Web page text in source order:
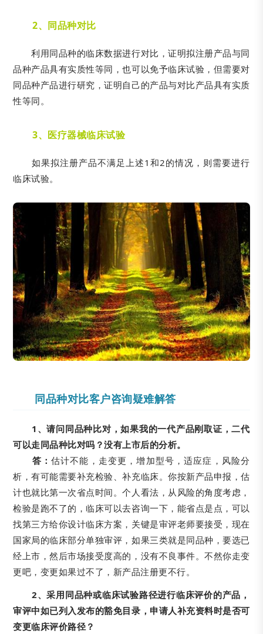
2、 同品种对比
利用同品种的临床数据进行对比，证明拟注册产品与同
品种产品具有实质性等同，也可以免予临床试验，但需要对
同品种产品进行研究，证明自己的产品与对比产品具有实质
性等同。
3、 医疗器械临床试验
如果拟注册产品不满足上述1和2的情况，则需要进行
临床试验。
同品种对比客户咨询疑难解答
1、请问同品种比对，如果我的一代产品刚取证，二代
可以走同品种比对吗？没有上市后的分析。
答：估计不能，走变更，增加型号，适应症，风险分
析，有可能需要补充检验、补充临床。你按新产品申报，估
计也就比第一次省点时间。个人看法，从风险的角度考虑，
检验是跑不了的，临床可以去咨询一下，能省点是点，可以
找第三方给你设计临床方案，关键是审评老师要接受，现在
国家局的临床部分单独审评，如果三类就是同品种，要选已
经上市，然后市场接受度高的，没有不良事件。不然你走变
更吧，变更如果过不了，新产品注册更不行。
2、采用同品种或临床试验路径进行临床评价的产品，
审评中如已列入发布的豁免目录，申请人补充资料时是否可
变更临床评价路径？